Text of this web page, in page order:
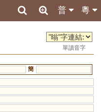
粵
普
單讀音字
簡